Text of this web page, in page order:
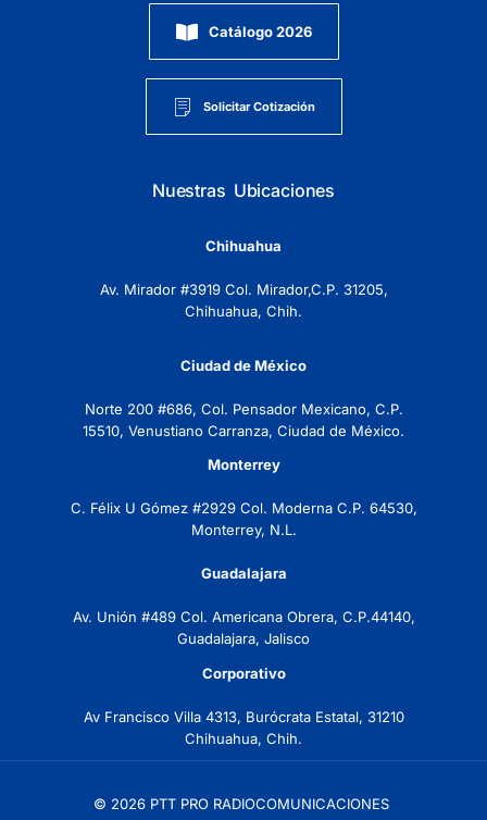
Catálogo 2026
Solicitar Cotización
Nuestras Ubicaciones
Chihuahua
Av. Mirador #3919 Col. Mirador,C.P. 31205,
Chihuahua, Chih.
Ciudad de México
Norte 200 #686, Col. Pensador Mexicano, C.P.
15510, Venustiano Carranza, Ciudad de México.
Monterrey
C. Félix U Gómez #2929 Col. Moderna C.P. 64530,
Monterrey, N.L.
Guadalajara
Av. Unión #489 Col. Americana Obrera, C.P.44140,
Guadalajara, Jalisco
Corporativo
Av Francisco Villa 4313, Burócrata Estatal, 31210
Chihuahua, Chih.
© 2026 PTT PRO RADIOCOMUNICACIONES